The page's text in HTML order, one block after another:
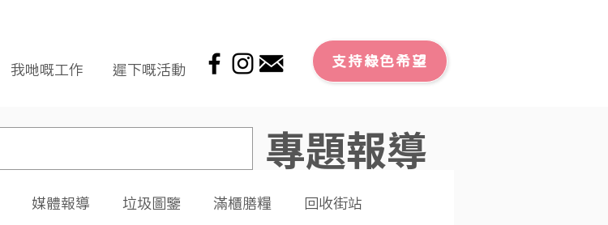
我哋嘅工作 遲下嘅活動 支持綠色希望
專題報導
媒體報導 垃圾圖鑒 滿櫃膳糧 回收街站